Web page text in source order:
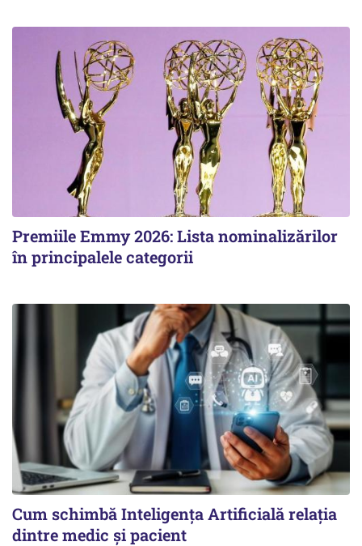
Premiile Emmy 2026: Lista nominalizărilor
în principalele categorii
Cum schimbă Inteligența Artificială relația
dintre medic și pacient